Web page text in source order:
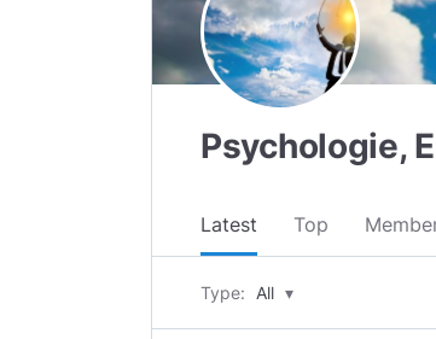
Psychologie,
Latest Top
Type: All ▾